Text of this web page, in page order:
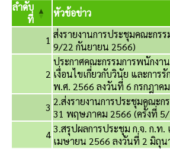
ลำดับ
ที่
หัวข้อข่าว
1 ส่งรายงานการประชุมคณะกร
9/22 กันยายน 2566)
2
ประกาศคณะกรรมการพนักงา
เงื่อนไขเกี่ยวกับวินัย และกา
พ.ศ. 2566 ลงวันที่ 6 กรกฎาค
3 2.ส่งรายงานการประชุมคณะ
31 พฤษภาคม 2566 (ครั้งที่
43.สรุปผลการประชุม ก.จ. ก.ท
เมษายน 2566 ลงวันที่ 2 มิถุ